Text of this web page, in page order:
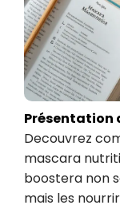
Présentation
Decouvrez
mascara
boostera non
mais les